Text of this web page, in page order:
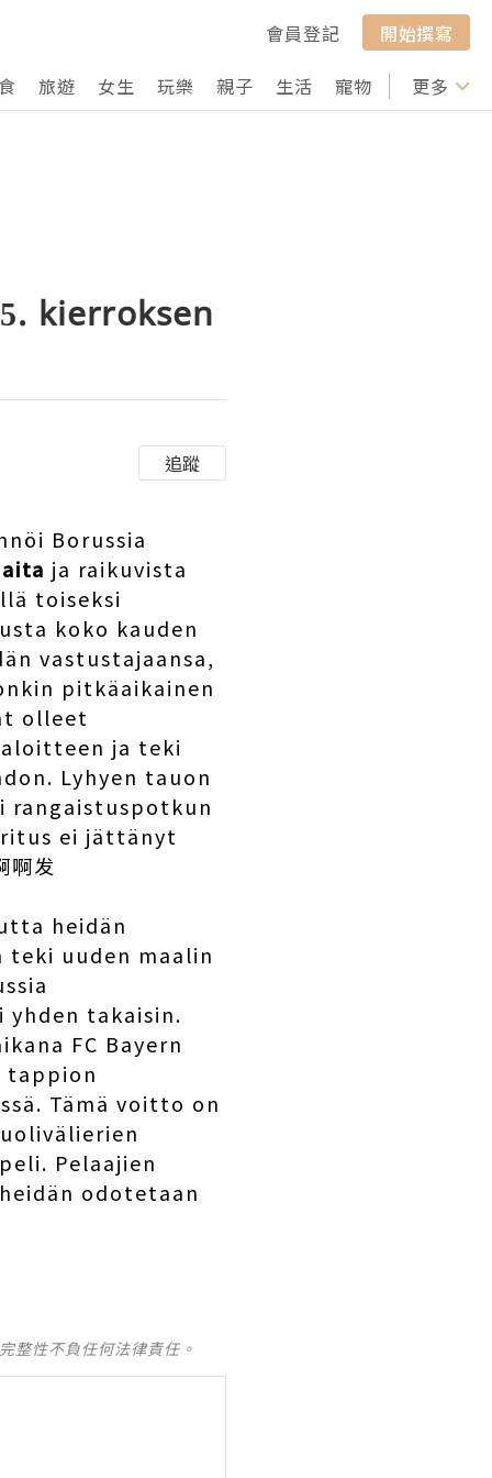
會員登記
開始撰寫
旅遊 女生 玩樂 親子 生活 寵物 行山 打卡
更多
kierroksen
追蹤
Borussia
ja raikuvista
toiseksi
koko kauden
vastustajaansa,
pitkäaikainen
olleet
ja teki
Lyhyen tauon
rangaistuspotkun
ei jättänyt
发
heidän
teki uuden maalin
yhden takaisin.
FC Bayern
tappion
Tämä voitto on
Pelaajien
odotetaan
整性不負任何法律責任。